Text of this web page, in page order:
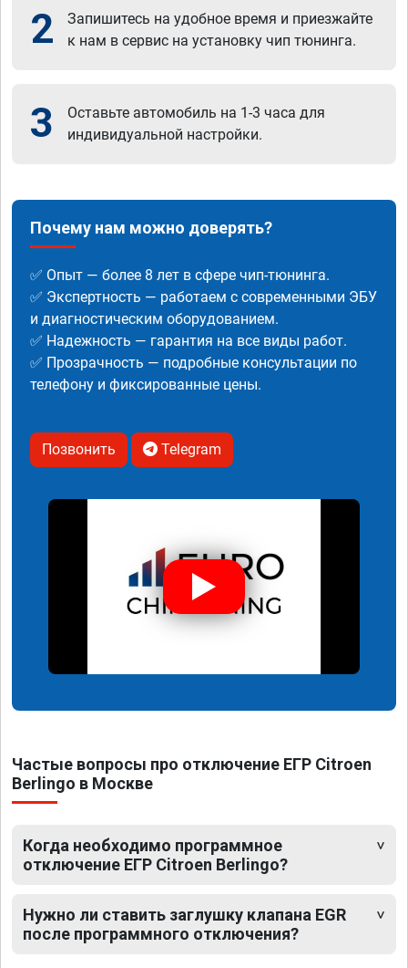
2
Запишитесь на удобное время и приезжайте
к нам в сервис на установку чип тюнинга.
3
Оставьте автомобиль на 1-3 часа для
индивидуальной настройки.
Почему нам можно доверять?
✅ Опыт — более 8 лет в сфере чип-тюнинга.
✅ Экспертность — работаем с современными ЭБУ
и диагностическим оборудованием.
✅ Надежность — гарантия на все виды работ.
✅ Прозрачность — подробные консультации по
телефону и фиксированные цены.
Позвонить Telegram
Частые вопросы про отключение ЕГР Citroen
Berlingo в Москве
Когда необходимо программное
отключение ЕГР Citroen Berlingo?
Нужно ли ставить заглушку клапана EGR
после программного отключения?